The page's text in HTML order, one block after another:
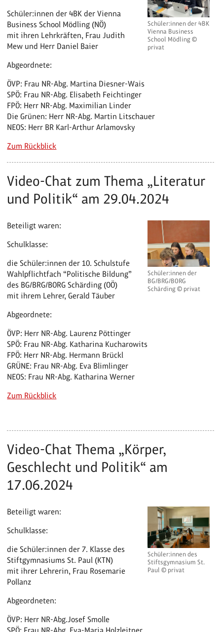
Schüler:innen der 4BK
Vienna Business
School Mödling ©
privat
Schüler:innen der 4BK der Vienna
Business School Mödling (NÖ)
mit ihren Lehrkräften, Frau Judith
Mew und Herr Daniel Baier
Abgeordnete:
ÖVP: Frau NR-Abg. Martina Diesner-Wais
SPÖ: Frau NR-Abg. Elisabeth Feichtinger
FPÖ: Herr NR-Abg. Maximilian Linder
Die Grünen: Herr NR-Abg. Martin Litschauer
NEOS: Herr BR Karl-Arthur Arlamovsky
Zum Rückblick
Video-Chat zum Thema „Literatur
und Politik“ am 29.04.2024
Schüler:innen der
BG/BRG/BORG
Schärding © privat
Beteiligt waren:
Schulklasse:
die Schüler:innen der 10. Schulstufe
Wahlpflichtfach “Politische Bildung”
des BG/BRG/BORG Schärding (OÖ)
mit ihrem Lehrer, Gerald Täuber
Abgeordnete:
ÖVP: Herr NR-Abg. Laurenz Pöttinger
SPÖ: Frau NR-Abg. Katharina Kucharowits
FPÖ: Herr NR-Abg. Hermann Brückl
GRÜNE: Frau NR-Abg. Eva Blimlinger
NEOS: Frau NR-Abg. Katharina Werner
Zum Rückblick
Video-Chat Thema „Körper,
Geschlecht und Politik“ am
17.06.2024
Schüler:innen des
Stiftsgymnasium St.
Paul © privat
Beteiligt waren:
Schulklasse:
die Schüler:innen der 7. Klasse des
Stiftgymnasiums St. Paul (KTN)
mit ihrer Lehrerin, Frau Rosemarie
Pollanz
Abgeordneten:
ÖVP: Herr NR-Abg.Josef Smolle
SPÖ: Frau NR-Abg. Eva-Maria Holzleitner